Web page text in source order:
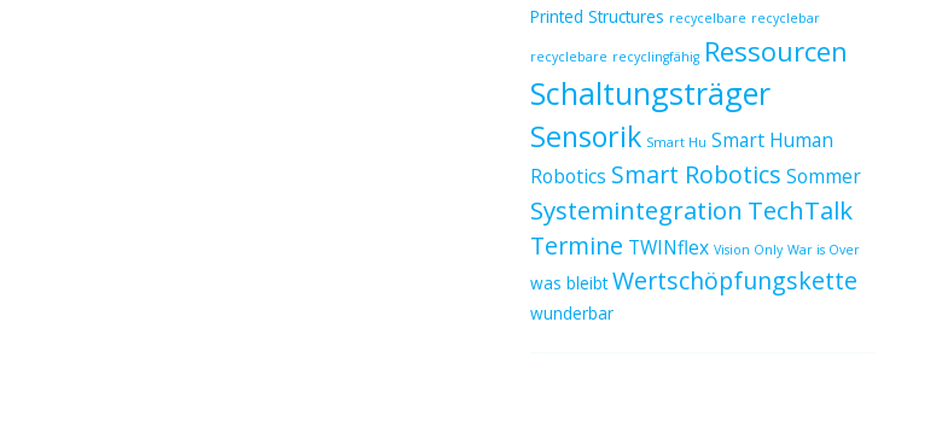
Printed Structures recycelbare recyclebar
recyclebare recyclingfähig Ressourcen
Schaltungsträger
Sensorik Smart Hu Smart Human
Robotics Smart Robotics Sommer
Systemintegration TechTalk
Termine TWINflex Vision Only War is Over
was bleibt Wertschöpfungskette
wunderbar